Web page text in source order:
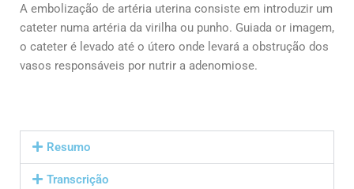
A embolização de artéria uterina consiste em introduzir um
cateter numa artéria da virilha ou punho. Guiada or imagem,
o cateter é levado até o útero onde levará a obstrução dos
vasos responsáveis por nutrir a adenomiose.
Resumo
Transcrição